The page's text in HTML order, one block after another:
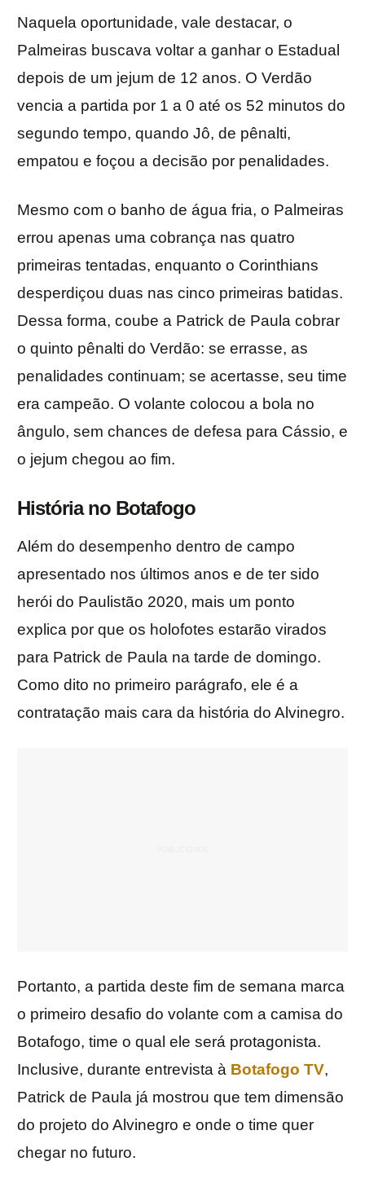
Naquela oportunidade, vale destacar, o
Palmeiras buscava voltar a ganhar o Estadual
depois de um jejum de 12 anos. O Verdão
vencia a partida por 1 a 0 até os 52 minutos do
segundo tempo, quando Jô, de pênalti,
empatou e foçou a decisão por penalidades.
Mesmo com o banho de água fria, o Palmeiras
errou apenas uma cobrança nas quatro
primeiras tentadas, enquanto o Corinthians
desperdiçou duas nas cinco primeiras batidas.
Dessa forma, coube a Patrick de Paula cobrar
o quinto pênalti do Verdão: se errasse, as
penalidades continuam; se acertasse, seu time
era campeão. O volante colocou a bola no
ângulo, sem chances de defesa para Cássio, e
o jejum chegou ao fim.
História no Botafogo
Além do desempenho dentro de campo
apresentado nos últimos anos e de ter sido
herói do Paulistão 2020, mais um ponto
explica por que os holofotes estarão virados
para Patrick de Paula na tarde de domingo.
Como dito no primeiro parágrafo, ele é a
contratação mais cara da história do Alvinegro.
Portanto, a partida deste fim de semana marca
o primeiro desafio do volante com a camisa do
Botafogo, time o qual ele será protagonista.
Inclusive, durante entrevista à Botafogo TV,
Patrick de Paula já mostrou que tem dimensão
do projeto do Alvinegro e onde o time quer
chegar no futuro.